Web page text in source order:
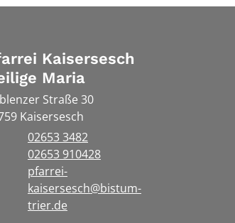
Kaisersesch
Maria
Straße 30
Kaisersesch
02653 3482
02653 910428
pfarrei-
kaisersesch@bistum-
trier.de